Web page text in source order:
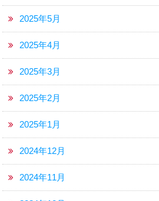
2025年5月
2025年4月
2025年3月
2025年2月
2025年1月
2024年12月
2024年11月